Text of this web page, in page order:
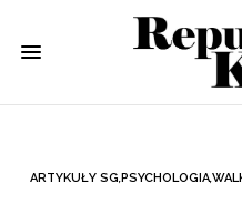
ARTYKUŁY SG,PSYCHOLOGIA,